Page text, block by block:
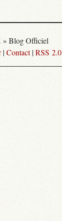
» Blog Officiel
|Contact|RSS 2.0